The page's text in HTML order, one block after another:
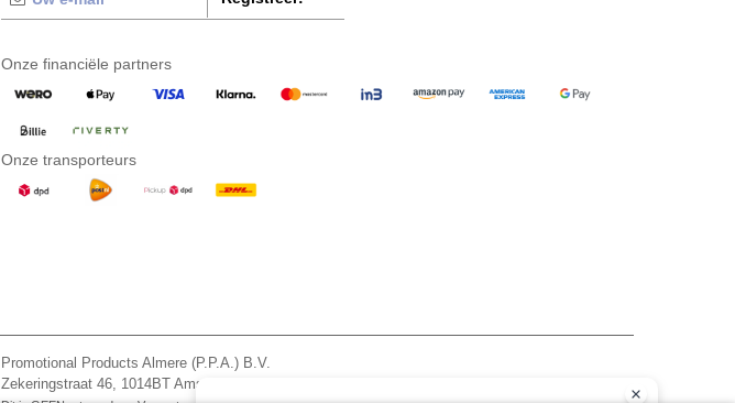
Onze financiële partners
Onze transporteurs
Promotional Products Almere (P.P.A.) B.V.
Zekeringstraat 46, 1014BT Amsterdam - VAT NL 005596191B03 - KvK 39066321